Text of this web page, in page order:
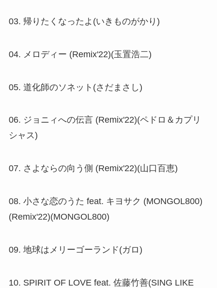
03. 帰りたくなったよ(いきものがかり)
04. メロディー (Remix'22)(玉置浩二)
05. 道化師のソネット(さだまさし)
06. ジョニィへの伝言 (Remix'22)(ペドロ＆カプリ
シャス)
07. さよならの向う側 (Remix'22)(山口百恵)
08. 小さな恋のうた feat. キヨサク (MONGOL800)
(Remix'22)(MONGOL800)
09. 地球はメリーゴーランド(ガロ)
10. SPIRIT OF LOVE feat. 佐藤竹善(SING LIKE